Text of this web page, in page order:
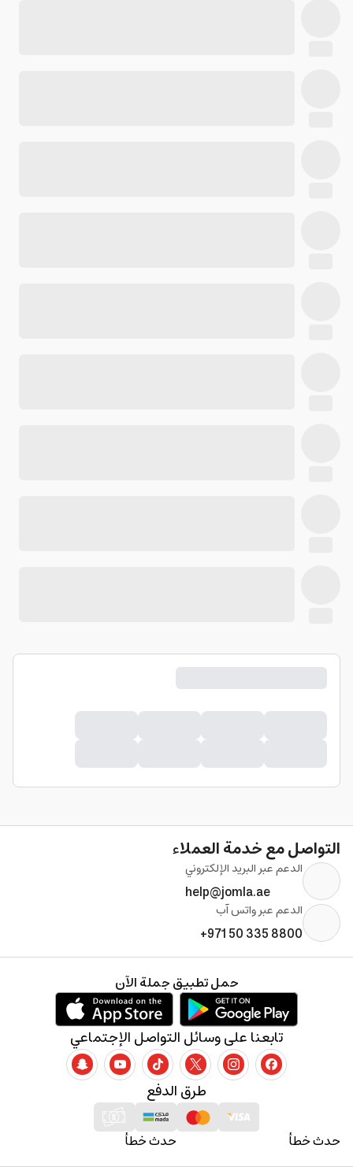
التواصل مع خدمة العملاء
الدعم عبر البريد الإلكتروني
help@jomla.ae
الدعم عبر واتس آب
+971 50 335 8800
حدث خطأ حدث خطأ
طرق الدفع
تابعنا على وسائل التواصل الإجتماعي
حمل تطبيق جملة الآن